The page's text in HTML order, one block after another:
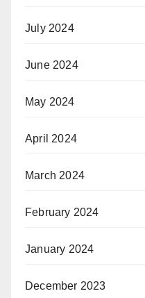
July 2024
June 2024
May 2024
April 2024
March 2024
February 2024
January 2024
December 2023